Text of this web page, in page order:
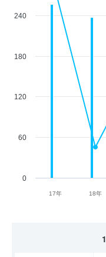
17年 18年
0
60
120
180
240